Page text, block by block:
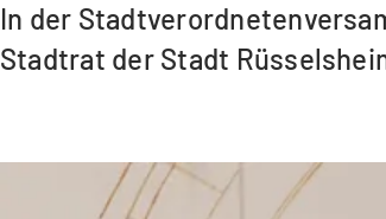
In der
Stadtrat der Stadt